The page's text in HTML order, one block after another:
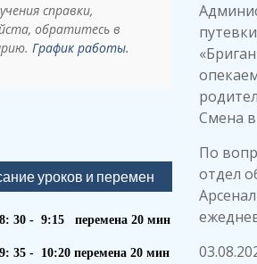
Смена в
По
отдел
справки,
обратитесь в
График работы.
уроков и перемен
- 9:15 перемена 20 мин
- 10:20 перемена 20 мин